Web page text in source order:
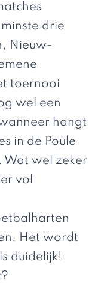
drie
Nieuw-
toernooi
wel een
hangt
in de Poule
Wat wel zeker
vol
Het wordt
duidelijk!